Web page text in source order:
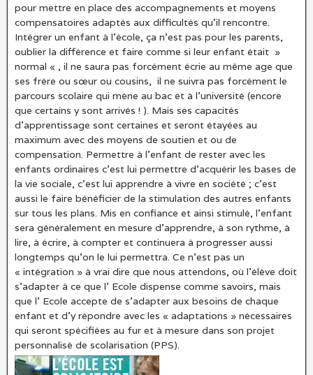
pour mettre en place des accompagnements et moyens
compensatoires adaptés aux difficultés qu’il rencontre.
Intégrer un enfant à l’école, ça n’est pas pour les parents,
oublier la différence et faire comme si leur enfant était »
normal « , il ne saura pas forcément écrie au même age que
ses frère ou sœur ou cousins, il ne suivra pas forcément le
parcours scolaire qui mène au bac et à l’université (encore
que certains y sont arrivés ! ). Mais ses capacités
d’apprentissage sont certaines et seront étayées au
maximum avec des moyens de soutien et ou de
compensation. Permettre à l’enfant de rester avec les
enfants ordinaires c’est lui permettre d’acquérir les bases de
la vie sociale, c’est lui apprendre à vivre en société ; c’est
aussi le faire bénéficier de la stimulation des autres enfants
sur tous les plans. Mis en confiance et ainsi stimulé, l’enfant
sera généralement en mesure d’apprendre, à son rythme, à
lire, à écrire, à compter et continuera à progresser aussi
longtemps qu’on le lui permettra. Ce n’est pas un
« intégration » à vrai dire que nous attendons, où l’élève doit
s’adapter à ce que l’ Ecole dispense comme savoirs, mais
que l’ Ecole accepte de s’adapter aux besoins de chaque
enfant et d’y répondre avec les « adaptations » nécessaires
qui seront spécifiées au fur et à mesure dans son projet
personnalisé de scolarisation (PPS).